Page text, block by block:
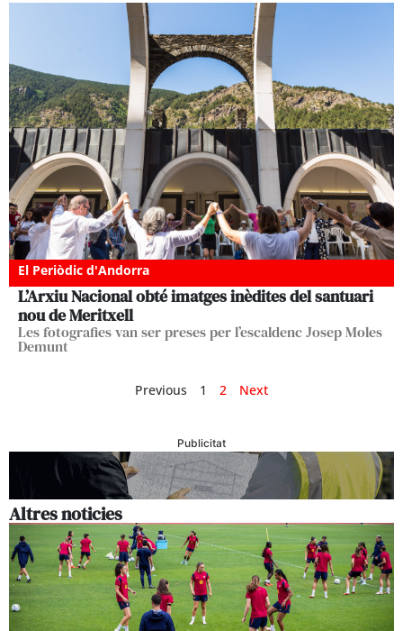
El Periòdic d'Andorra
L’Arxiu Nacional obté imatges inèdites del santuari
nou de Meritxell
Les fotografies van ser preses per l’escaldenc Josep Moles
Demunt
Previous 1 2 Next
Publicitat
Altres noticies